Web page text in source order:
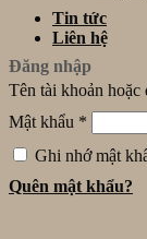
Tin tức
Liên hệ
Đăng nhập
Tên tài khoản hoặc
Mật khẩu *
Ghi nhớ mật
Quên mật khẩu?